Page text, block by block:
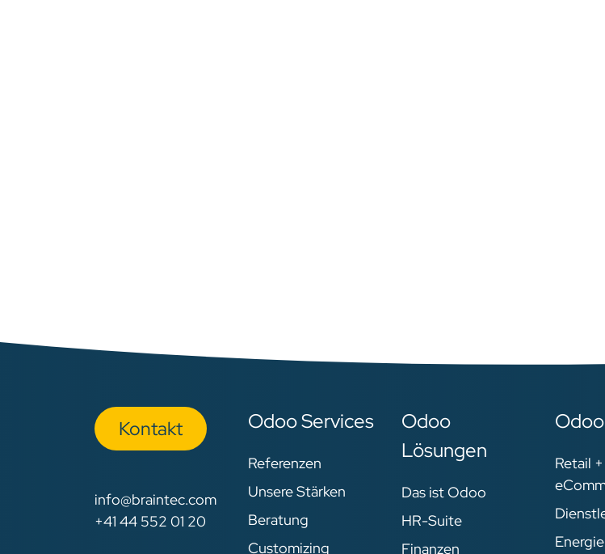
Kon​​​​​​ta​​kt
info@braintec.com
+41 44 552 01 20
Odoo Services
Referenzen
Unsere Stärken
Beratung
Customizing
Odoo
Lösungen
Das ist Odoo
HR-Suite
Finanzen
Retail +
Energie